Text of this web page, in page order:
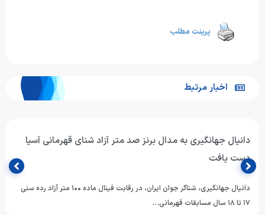
پرینت مطلب
اخبار مرتبط
دانیال جهانگیری به مدال برنز صد متر آزاد شنای قهرمانی آسیا
دست یافت
دانیال جهانگیری، شناگر جوان ایران، در رقابت فینال ماده ۱۰۰ متر آزاد رده سنی
۱۷ تا ۱۸ سال مسابقات قهرمانی…